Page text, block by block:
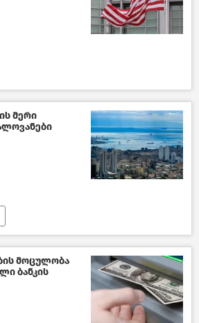
საზოგადოება
მერი
თურქეთი
ახალი ამბები
მოცულობა
ბანკის